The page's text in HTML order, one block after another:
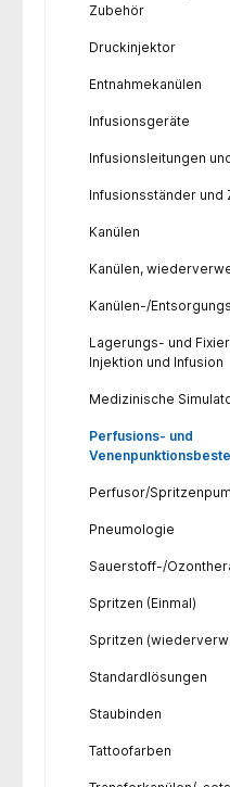
Zubehör
Druckinjektor
Entnahmekanülen
Infusionsgeräte
Infusionsleitungen
Infusionsständer und
Kanülen
Kanülen,
Kanülen-/
Lagerungs- und
Injektion und Infusion
Medizinische
Perfusions- und
Perfusor/
Pneumologie
Sauerstoff-/
Spritzen (Einmal)
Spritzen
Standardlösungen
Staubinden
Tattoofarben